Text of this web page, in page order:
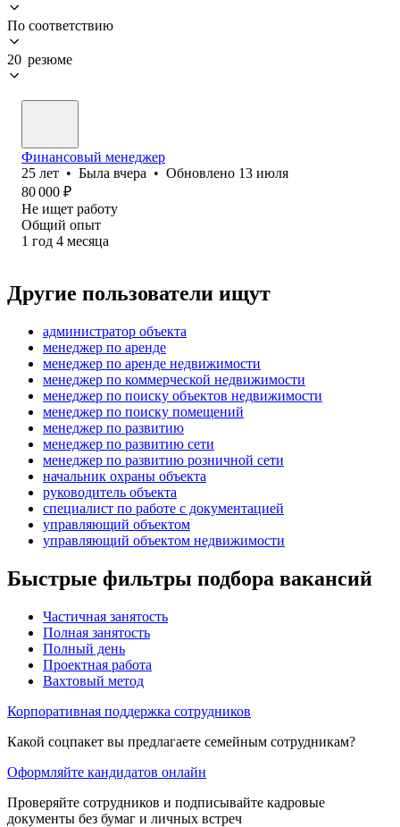
По соответствию
20 резюме
Финансовый менеджер
25 лет • Была вчера • Обновлено 13 июля
80 000 ₽
Не ищет работу
Общий опыт
1 год 4 месяца
Другие пользователи ищут
администратор объекта
менеджер по аренде
менеджер по аренде недвижимости
менеджер по коммерческой недвижимости
менеджер по поиску объектов недвижимости
менеджер по поиску помещений
менеджер по развитию
менеджер по развитию сети
менеджер по развитию розничной сети
начальник охраны объекта
руководитель объекта
специалист по работе с документацией
управляющий объектом
управляющий объектом недвижимости
Быстрые фильтры подбора вакансий
Частичная занятость
Полная занятость
Полный день
Проектная работа
Вахтовый метод
Корпоративная поддержка сотрудников
Какой соцпакет вы предлагаете семейным сотрудникам?
Оформляйте кандидатов онлайн
Проверяйте сотрудников и подписывайте кадровые
документы без бумаг и личных встреч